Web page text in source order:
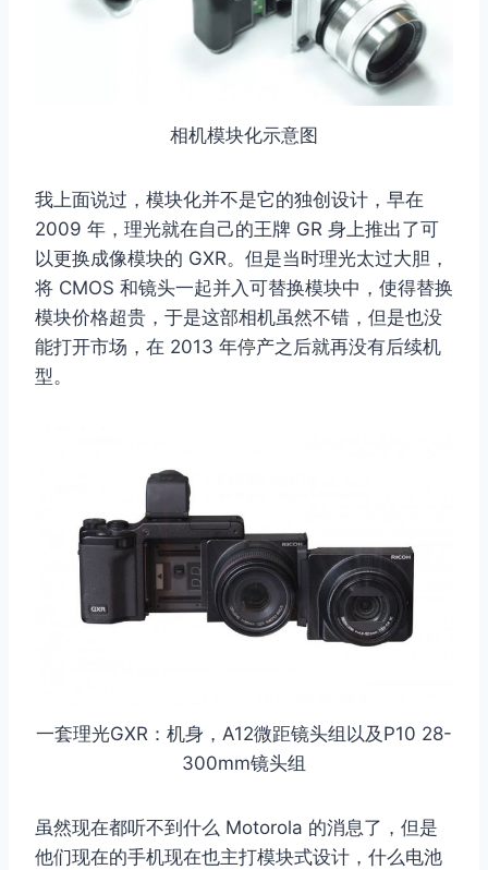
相机模块化示意图
我上面说过，模块化并不是它的独创设计，早在
2009 年，理光就在自己的王牌 GR 身上推出了可
以更换成像模块的 GXR。但是当时理光太过大胆，
将 CMOS 和镜头一起并入可替换模块中，使得替换
模块价格超贵，于是这部相机虽然不错，但是也没
能打开市场，在 2013 年停产之后就再没有后续机
型。
一套理光GXR：机身，A12微距镜头组以及P10 28-
300mm镜头组
虽然现在都听不到什么 Motorola 的消息了，但是
他们现在的手机现在也主打模块式设计，什么电池